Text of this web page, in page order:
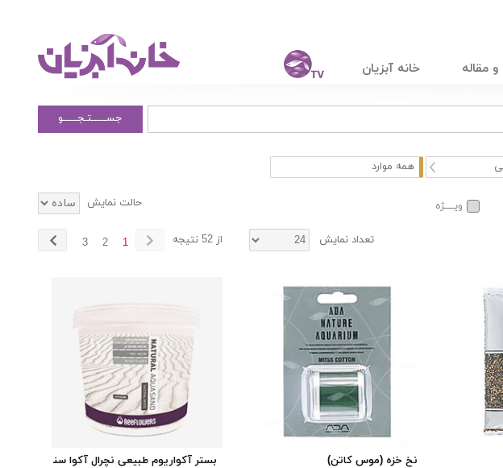
مقاله خانه آبزیان
جســــــتـجــــــو
همه موارد
ویــــژه حالت نمایش
تعداد نمایش از 52 نتیجه 1
2
3
نخ خزه (موس کاتن)
بستر آکواریوم طبیعی نچرال آکوا سند